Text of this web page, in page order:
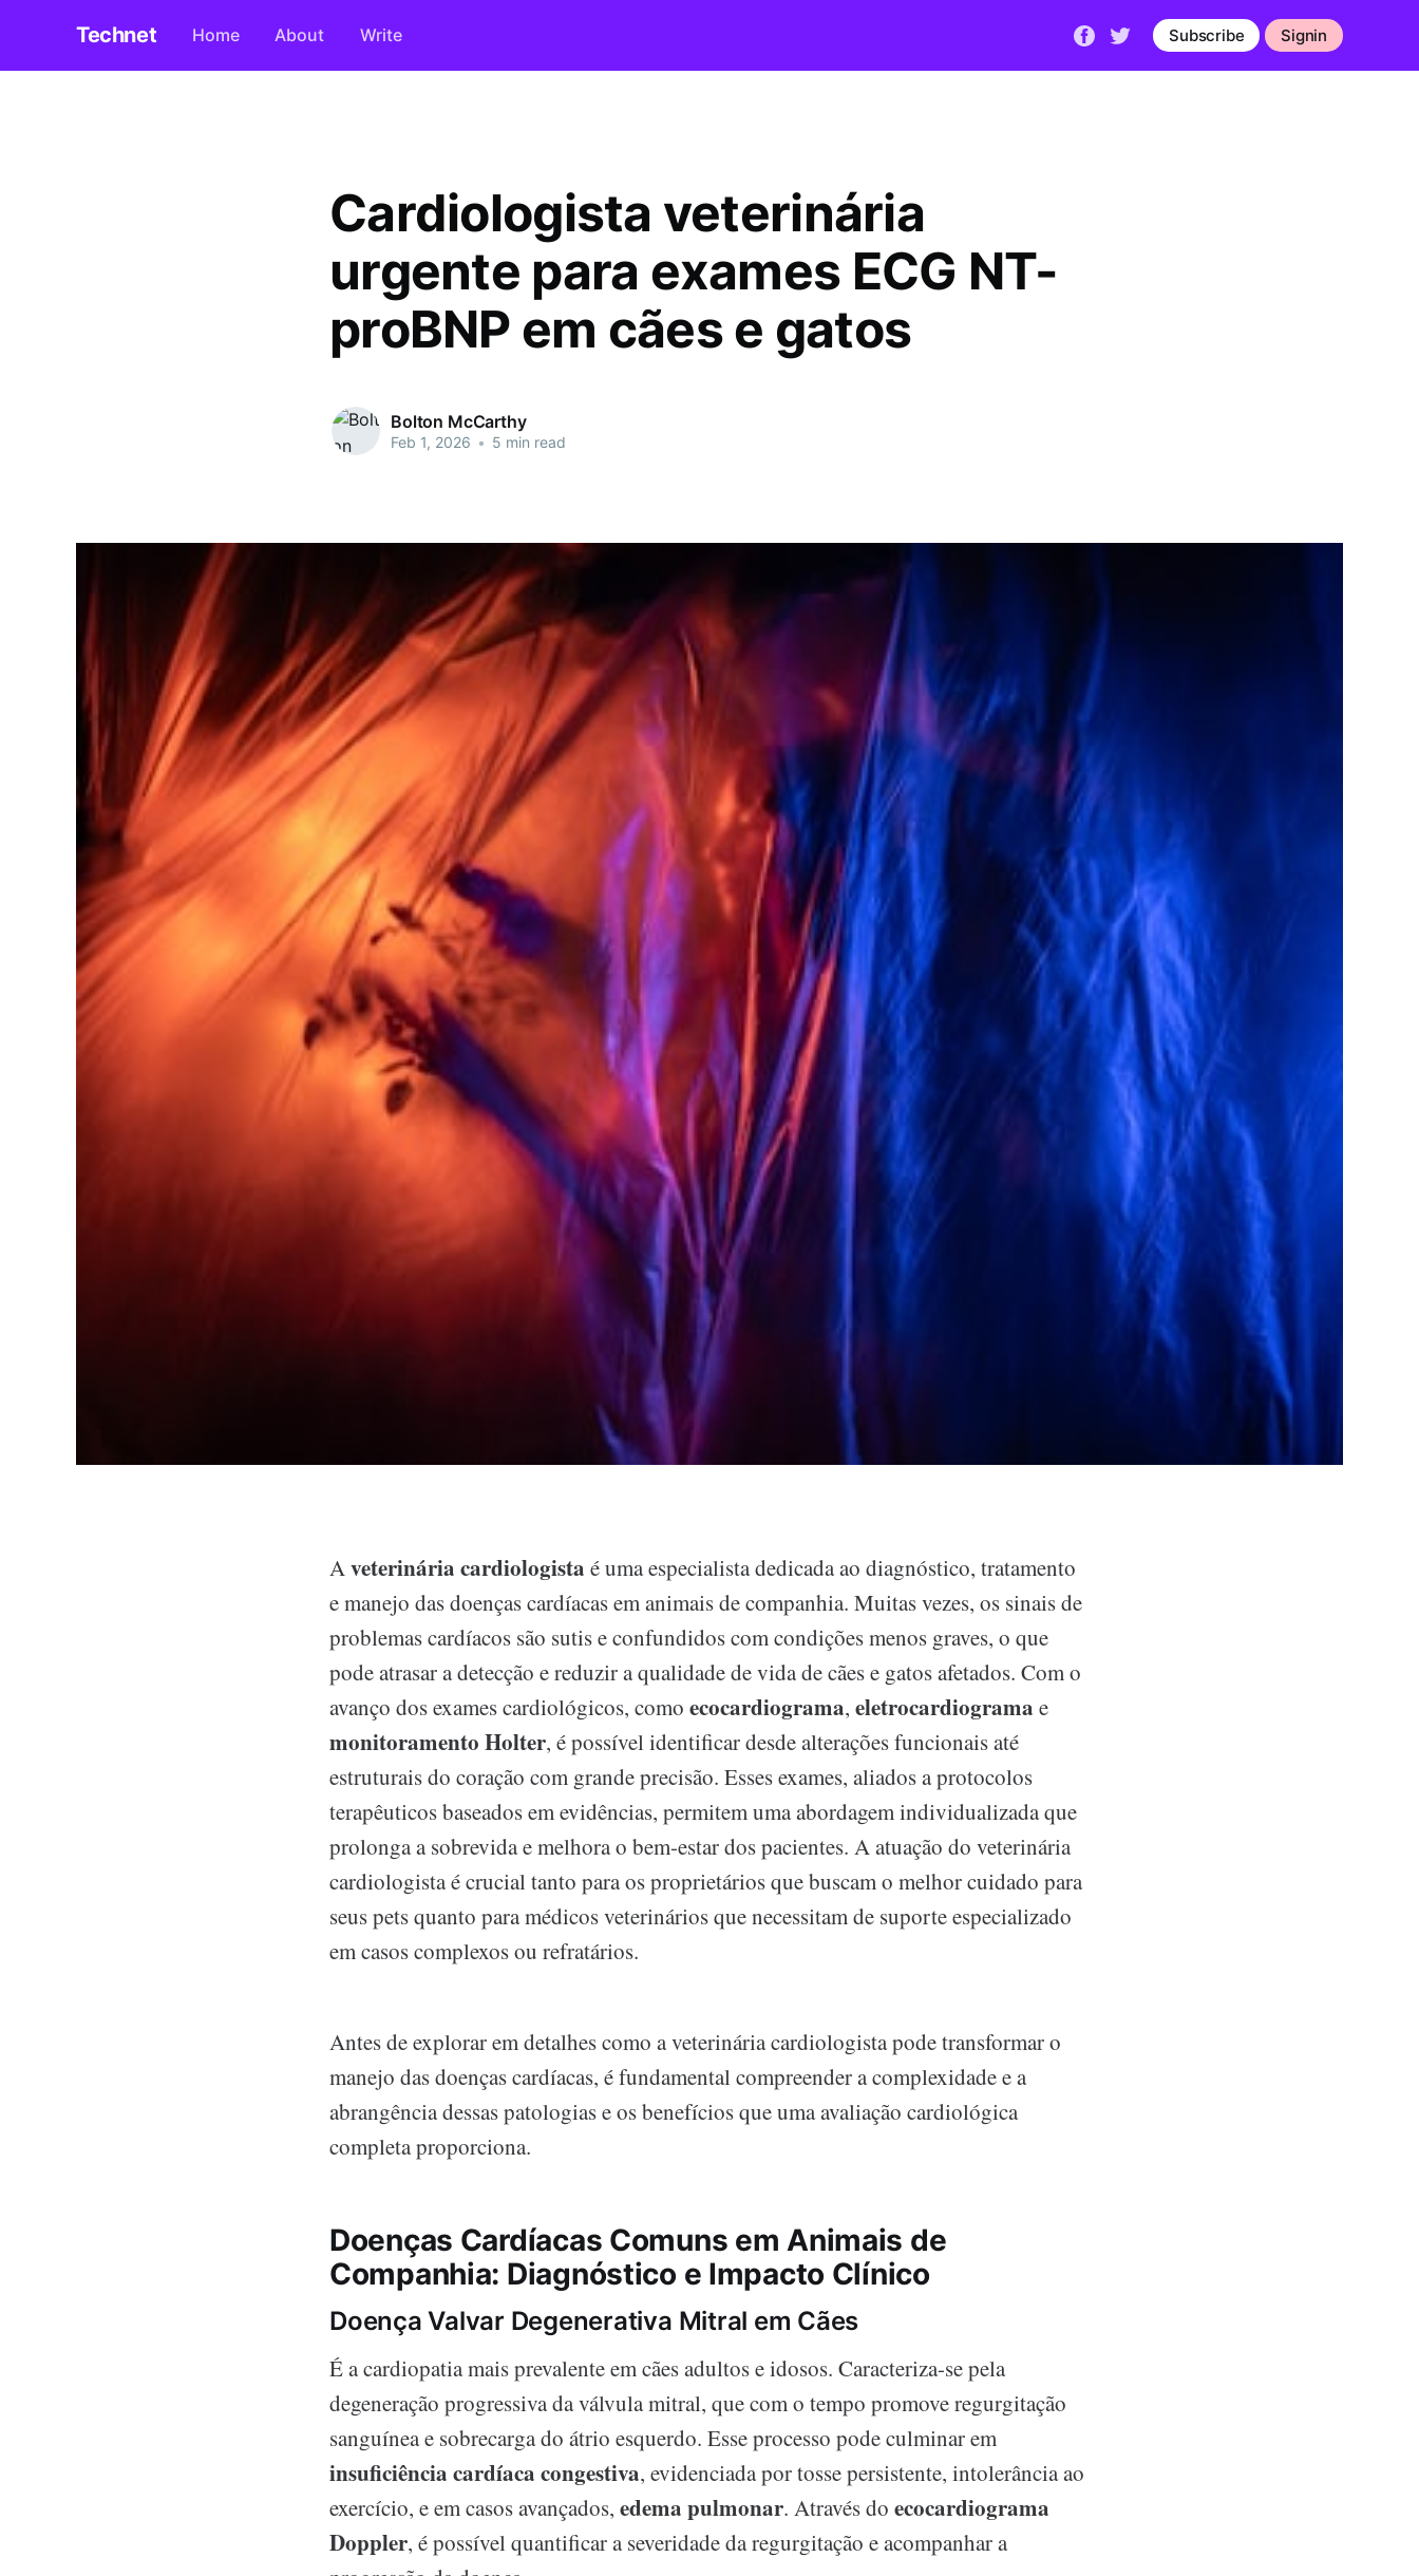
Technet Home About Write Subscribe Signin
Cardiologista veterinária
urgente para exames ECG NT-
proBNP em cães e gatos
Bolton McCarthy
Feb 1, 2026 • 5 min read
Aveterinária cardiologista é uma especialista dedicada ao diagnóstico, tratamento
e manejo das doenças cardíacas em animais de companhia. Muitas vezes, os sinais de
problemas cardíacos são sutis e confundidos com condições menos graves, o que
pode atrasar a detecção e reduzir a qualidade de vida de cães e gatos afetados. Com o
avanço dos exames cardiológicos, como ecocardiograma, eletrocardiograma e
monitoramento Holter, é possível identificar desde alterações funcionais até
estruturais do coração com grande precisão. Esses exames, aliados a protocolos
terapêuticos baseados em evidências, permitem uma abordagem individualizada que
prolonga a sobrevida e melhora o bem-estar dos pacientes. A atuação do veterinária
cardiologista é crucial tanto para os proprietários que buscam o melhor cuidado para
seus pets quanto para médicos veterinários que necessitam de suporte especializado
em casos complexos ou refratários.
Antes de explorar em detalhes como a veterinária cardiologista pode transformar o
manejo das doenças cardíacas, é fundamental compreender a complexidade e a
abrangência dessas patologias e os benefícios que uma avaliação cardiológica
completa proporciona.
Doenças Cardíacas Comuns em Animais de
Companhia: Diagnóstico e Impacto Clínico
Doença Valvar Degenerativa Mitral em Cães
É a cardiopatia mais prevalente em cães adultos e idosos. Caracteriza-se pela
degeneração progressiva da válvula mitral, que com o tempo promove regurgitação
sanguínea e sobrecarga do átrio esquerdo. Esse processo pode culminar em
insuficiência cardíaca congestiva, evidenciada por tosse persistente, intolerância ao
exercício, e em casos avançados, edema pulmonar. Através do ecocardiograma
Doppler, é possível quantificar a severidade da regurgitação e acompanhar a